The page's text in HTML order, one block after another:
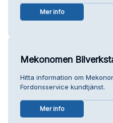
Mer info
Mekonomen
Hitta information om
Fordonsservice kundtjänst.
Mer info